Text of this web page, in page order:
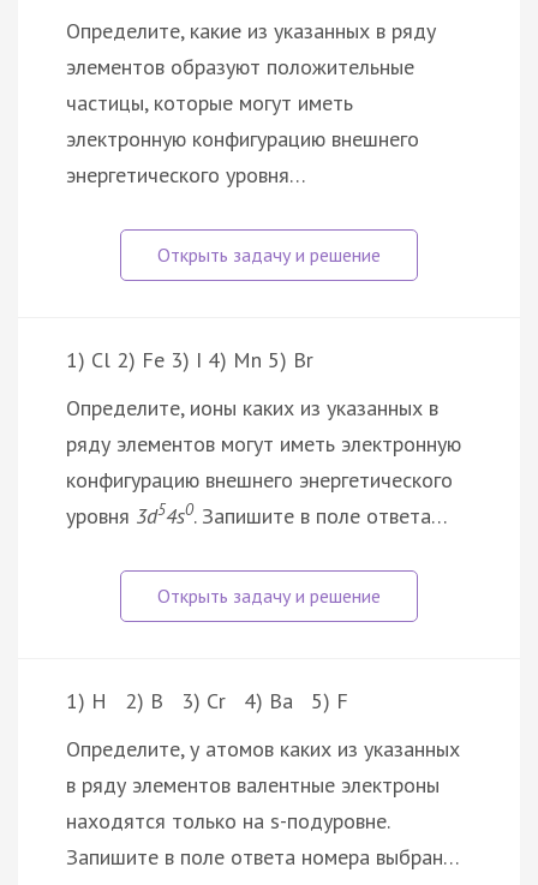
Определите, какие из указанных в ряду
элементов образуют положительные
частицы, которые могут иметь
электронную конфигурацию внешнего
энергетического уровня…
1) Cl 2) Fe 3) I 4) Mn 5) Br
Определите, ионы каких из указанных в
ряду элементов могут иметь электронную
конфигурацию внешнего энергетического
уровня 3d54s0. Запишите в поле ответа…
1) H 2) B 3) Cr 4) Ba 5) F
Определите, у атомов каких из указанных
в ряду элементов валентные электроны
находятся только на s-подуровне.
Запишите в поле ответа номера выбран…